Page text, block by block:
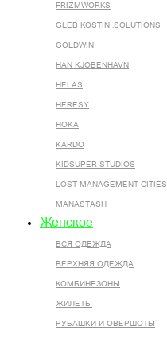
FRIZMWORKS
GLEB KOSTIN .SOLUTIONS
GOLDWIN
HAN KJOBENHAVN
HELAS
HERESY
HOKA
KARDO
KIDSUPER STUDIOS
LOST MANAGEMENT CITIES
MANASTASH
Женское
ВСЯ ОДЕЖДА
ВЕРХНЯЯ ОДЕЖДА
КОМБИНЕЗОНЫ
ЖИЛЕТЫ
РУБАШКИ И ОВЕРШОТЫ